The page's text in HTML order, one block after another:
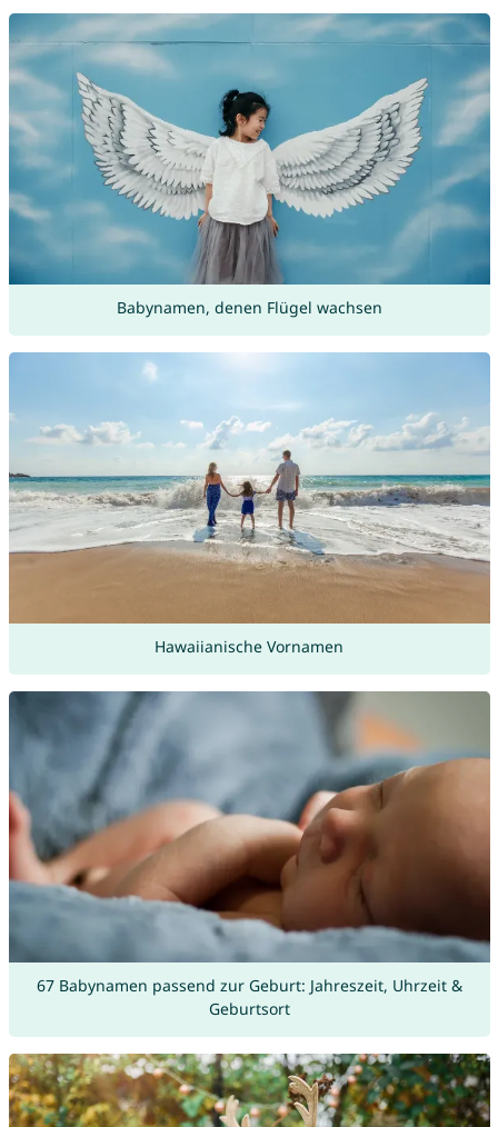
Babynamen, denen Flügel wachsen
Hawaiianische Vornamen
67 Babynamen passend zur Geburt: Jahreszeit, Uhrzeit &
Geburtsort